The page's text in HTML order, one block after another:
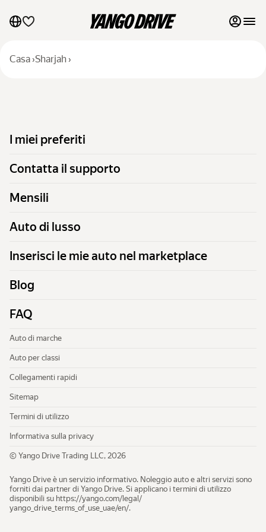
I miei preferiti
Auto di lusso
Inserisci le mie auto nel marketplace
Blog
FAQ
Auto di marche
Sitemap
Termini di utilizzo
Informativa sulla privacy
Casa›Sharjah ›
I miei preferiti
Contatta il supporto
Mensili
Auto di lusso
Inserisci le mie auto nel marketplace
Blog
FAQ
Auto di marche
Auto per classi
Collegamenti rapidi
Sitemap
Termini di utilizzo
Informativa sulla privacy
© Yango Drive Trading LLC, 2026
Yango Drive è un servizio informativo. Noleggio auto e altri servizi sono
forniti dai partner di Yango Drive. Si applicano i termini di utilizzo
disponibili su https://yango.com/legal/​
yango_drive_terms_of_use_uae/en/.